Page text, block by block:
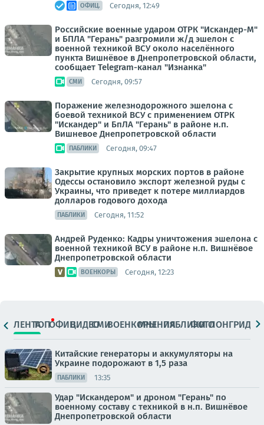
ОФИЦ. Сегодня, 12:49
Российские военные ударом ОТРК "Искандер-М"
и БПЛА "Герань" разгромили ж/д эшелон с
военной техникой ВСУ около населённого
пункта Вишнёвое в Днепропетровской области,
сообщает Telegram-канал "Изнанка"
СМИ Сегодня, 09:57
Поражение железнодорожного эшелона с
боевой техникой ВСУ с применением ОТРК
"Искандер" и БпЛА "Герань" в районе н.п.
Вишневое Днепропетровской области
ПАБЛИКИ Сегодня, 09:47
Закрытие крупных морских портов в районе
Одессы остановило экспорт железной руды с
Украины, что приведет к потере миллиардов
долларов годового дохода
ПАБЛИКИ Сегодня, 11:52
Андрей Руденко: Кадры уничтожения эшелона с
военной техникой ВСУ в районе н.п. Вишнёвое
Днепропетровской области
ВОЕНКОРЫ Сегодня, 12:23
ЛЕНТАТОПОФИЦ.ВИДЕОСМИВОЕНКОРЫМНЕНИЯПАБЛИКИ
ФОТОЛОНГРИДЫ
Китайские генераторы и аккумуляторы на
Украине подорожают в 1,5 раза
ПАБЛИКИ 13:35
Удар "Искандером" и дроном "Герань" по
военному составу с техникой в н.п. Вишнёвое
Днепропетровской области